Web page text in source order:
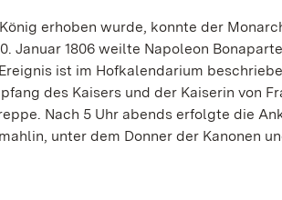
erhoben wurde, konnte der
Januar 1806 weilte Napoleon
ist im Hofkalendarium
des Kaisers und der Kaiserin von
Nach 5 Uhr abends erfolgte die
unter dem Donner der Kanonen